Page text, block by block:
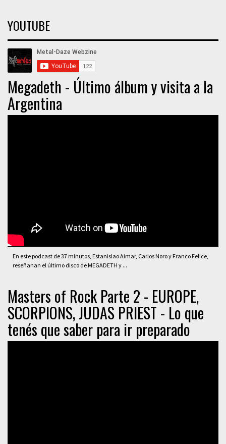
YOUTUBE
Megadeth - Último álbum y visita a la
Argentina
En este podcast de 37 minutos, Estanislao Aimar, Carlos Noro y Franco Felice,
reseñanan el último disco de MEGADETH y ...
Masters of Rock Parte 2 - EUROPE,
SCORPIONS, JUDAS PRIEST - Lo que
tenés que saber para ir preparado